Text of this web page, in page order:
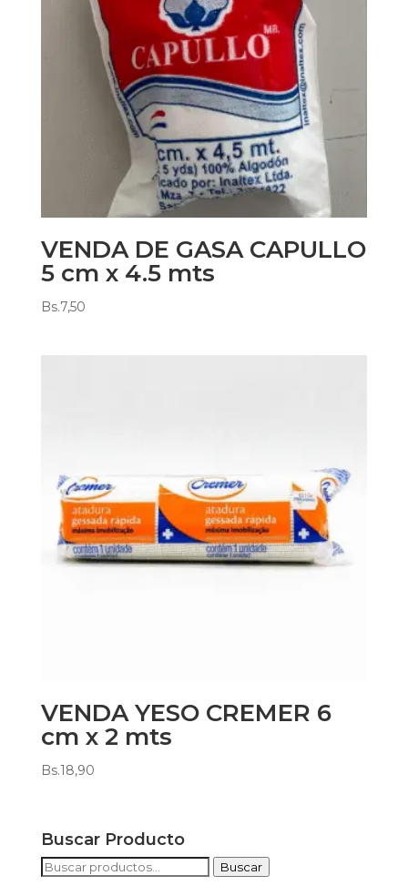
VENDA DE GASA CAPULLO
5 cm x 4.5 mts
Bs.7,50
VENDA YESO CREMER 6
cm x 2 mts
Bs.18,90
Buscar Producto
Buscar
Buscar